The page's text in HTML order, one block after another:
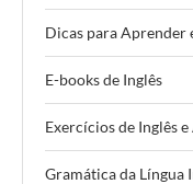
Dicas para Aprender
E-books de Inglês
Exercícios de Inglês
Gramática da Língua